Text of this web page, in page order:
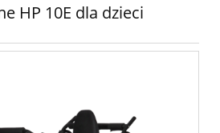
HP 10E dla dzieci